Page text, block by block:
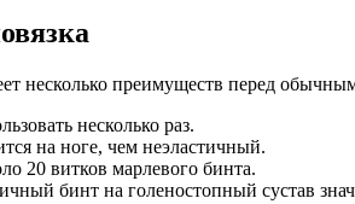
несколько преимуществ перед
несколько раз.
на ноге, чем неэластичный.
20 витков марлевого бинта.
бинт на голеностопный сустав